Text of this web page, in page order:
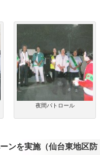
夜間パトロール
ンを実施（仙台東地区防